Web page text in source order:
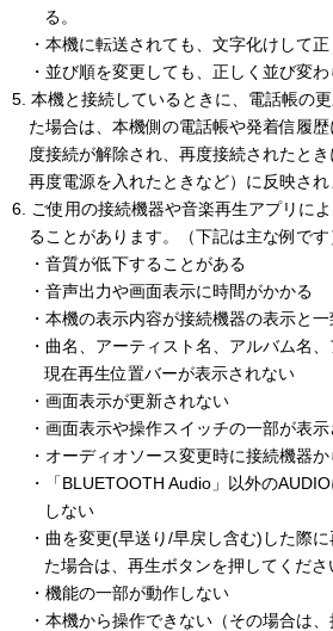
る。
・本機に転送されても、文字化けして正
・並び順を変更しても、正しく並び変わ
5. 本機と接続しているときに、電話帳の
た場合は、本機側の電話帳や発着信履
度接続が解除され、再度接続されたとき
再度電源を入れたときなど）に反映され
6. ご使用の接続機器や音楽再生アプリに
ることがあります。（下記は主な例です
・音質が低下することがある
・音声出力や画面表示に時間がかかる
・本機の表示内容が接続機器の表示と
・曲名、アーティスト名、アルバム名
現在再生位置バーが表示されない
・画面表示が更新されない
・画面表示や操作スイッチの一部が表
・オーディオソース変更時に接続機器
・「BLUETOOTH Audio」以外の
しない
・曲を変更(早送り/早戻し含む)した際
た場合は、再生ボタンを押してくださ
・機能の一部が動作しない
・本機から操作できない（その場合は